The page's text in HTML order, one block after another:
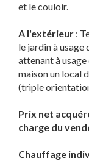
et le couloir.
A l'extérieur :
le jardin à
attenant à
maison un local
(triple
Prix net
charge du
Chauffage